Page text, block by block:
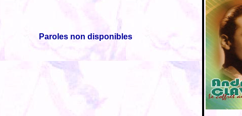
Paroles non disponibles